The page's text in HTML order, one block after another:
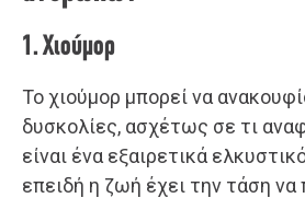
1. Χιούμορ
Το χιούμορ μπορεί να
δυσκολίες, ασχέτως σε τι
είναι ένα εξαιρετικά
επειδή η ζωή έχει την τάση να